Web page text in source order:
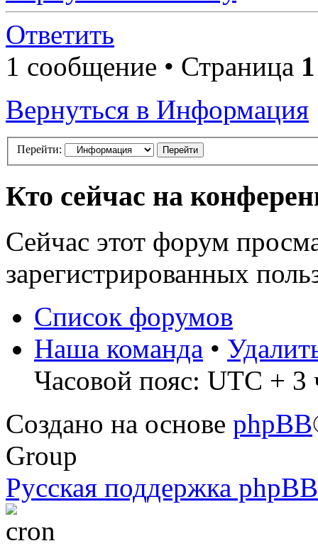
Ответить
1 сообщение • Страница 1
Вернуться в Информация
Перейти:
Кто сейчас на
Сейчас этот форум
зарегистрированных
Список форумов
Наша команда •
Часовой пояс: UTC + 3
Создано на основе phpBB
Group
Русская поддержка phpBB